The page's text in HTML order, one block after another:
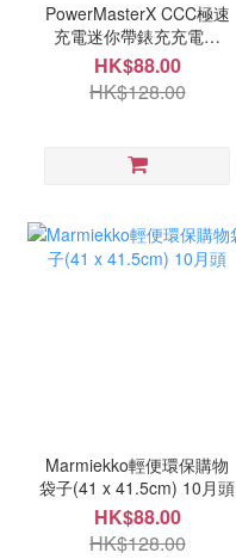
PowerMasterX CCC極速
充電迷你帶錶充充電寶
(10000mah) 10月中
HK$88.00
HK$128.00
Marmiekko輕便環保購物
袋子(41 x 41.5cm) 10月頭
HK$88.00
HK$128.00